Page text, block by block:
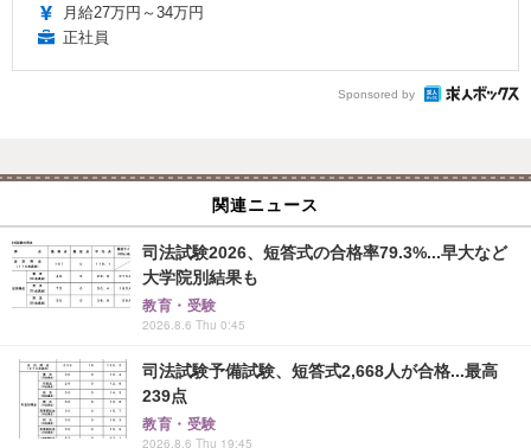
月給27万円～34万円
正社員
Sponsored by
関連ニュース
司法試験2026、短答式の合格率79.3%...早大など
大学院別結果も
教育・受験
2026.8.6 Thu 0:45
司法試験予備試験、短答式2,668人が合格...最高
239点
教育・受験
2026.8.6 Thu 19:45